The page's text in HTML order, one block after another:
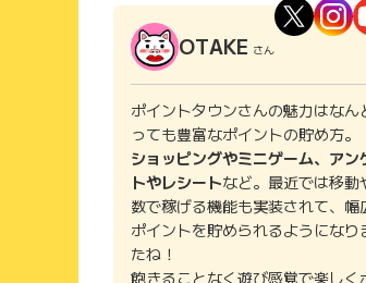
OTAKE さん
ポイントタウンさんの魅力はなん
っても豊富なポイントの貯め方。
ショッピングやミニゲーム、アン
トやレシートなど。最近では移動
数で稼げる機能も実装されて、幅
ポイントを貯められるようになり
たね！
飽きることなく遊び感覚で楽しく